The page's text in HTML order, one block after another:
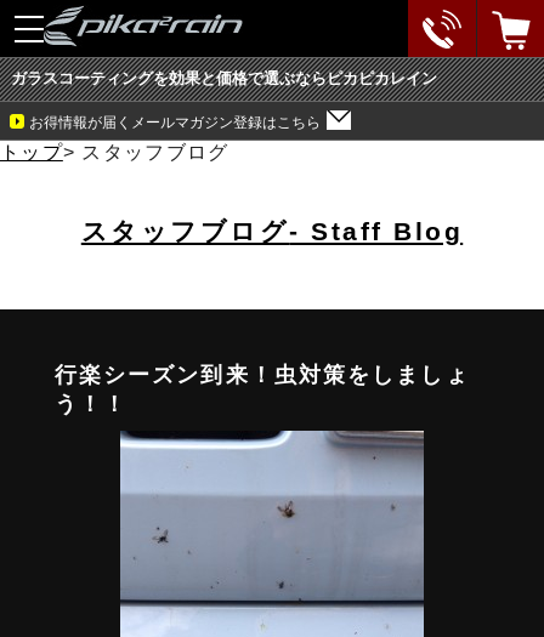
toggle
navigation
ガラスコーティングを効果と価格で選ぶならピカピカレイン
お得情報が届くメールマガジン登録はこちら
トップ> スタッフブログ
スタッフブログ- Staff Blog
行楽シーズン到来！虫対策をしましょ
う！！